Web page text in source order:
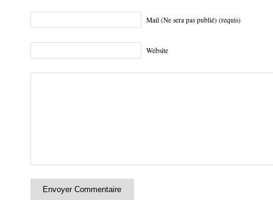
Mail (Ne sera pas publié) (requis)
Website